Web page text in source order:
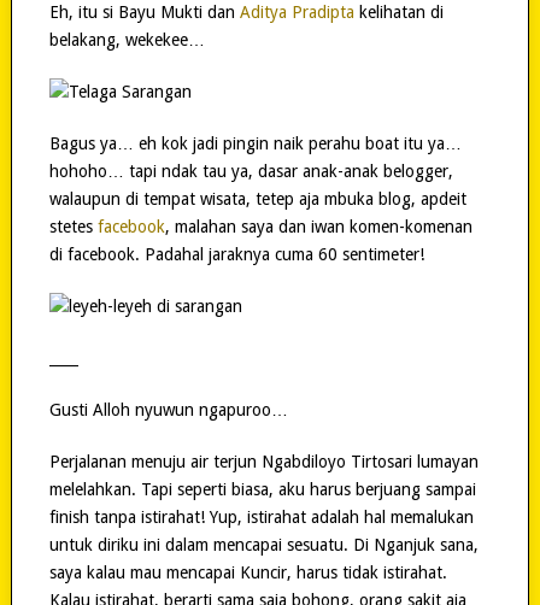
Eh, itu si Bayu Mukti dan Aditya Pradipta kelihatan di
belakang, wekekee…
Bagus ya… eh kok jadi pingin naik perahu boat itu ya…
hohoho… tapi ndak tau ya, dasar anak-anak belogger,
walaupun di tempat wisata, tetep aja mbuka blog, apdeit
stetes facebook, malahan saya dan iwan komen-komenan
di facebook. Padahal jaraknya cuma 60 sentimeter!
Gusti Alloh nyuwun ngapuroo…
Perjalanan menuju air terjun Ngabdiloyo Tirtosari lumayan
melelahkan. Tapi seperti biasa, aku harus berjuang sampai
finish tanpa istirahat! Yup, istirahat adalah hal memalukan
untuk diriku ini dalam mencapai sesuatu. Di Nganjuk sana,
saya kalau mau mencapai Kuncir, harus tidak istirahat.
Kalau istirahat, berarti sama saja bohong, orang sakit aja